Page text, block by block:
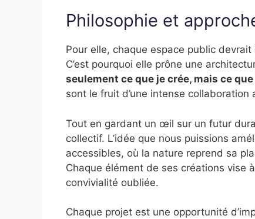
Philosophie et
Pour elle, chaque espace public
C’est pourquoi elle prône une
seulement ce que je crée, mais ce
sont le fruit d’une intense
Tout en gardant un œil sur un futur
collectif. L’idée que nous puissions
accessibles, où la nature reprend sa
Chaque élément de ses créations vise
convivialité oubliée.
Chaque projet est une opportunité